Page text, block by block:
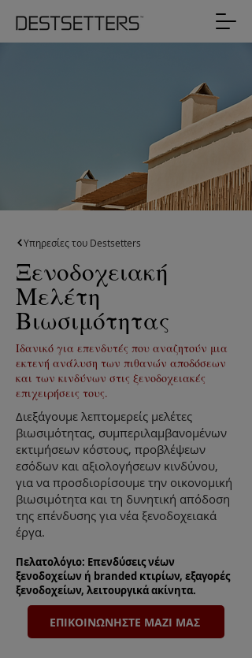
Υπηρεσίες του Destsetters
Ξενοδοχειακή
Μελέτη
Βιωσιμότητας
Ιδανικό για επενδυτές που αναζητούν μια
εκτενή ανάλυση των πιθανών αποδόσεων
και των κινδύνων στις ξενοδοχειακές
επιχειρήσεις τους.
Διεξάγουμε λεπτομερείς μελέτες
βιωσιμότητας, συμπεριλαμβανομένων
εκτιμήσεων κόστους, προβλέψεων
εσόδων και αξιολογήσεων κινδύνου,
για να προσδιορίσουμε την οικονομική
βιωσιμότητα και τη δυνητική απόδοση
της επένδυσης για νέα ξενοδοχειακά
έργα.
Πελατολόγιο: Επενδύσεις νέων
ξενοδοχείων ή branded κτιρίων, εξαγορές
ξενοδοχείων, λειτουργικά ακίνητα.
ΕΠΙΚΟΙΝΩΝΗΣΤΕ ΜΑΖΙ ΜΑΣ